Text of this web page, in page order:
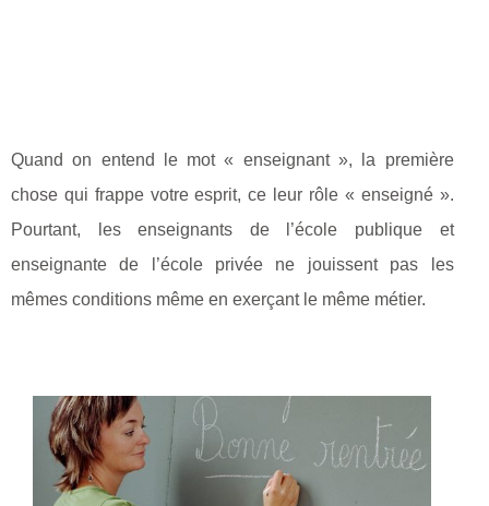
Quand on entend le mot « enseignant », la première
chose qui frappe votre esprit, ce leur rôle « enseigné ».
Pourtant, les enseignants de l’école publique et
enseignante de l’école privée ne jouissent pas les
mêmes conditions même en exerçant le même métier.